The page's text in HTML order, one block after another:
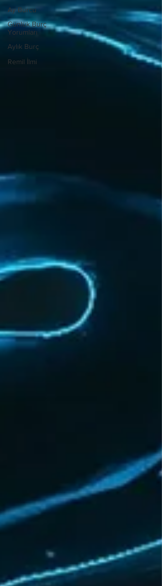
Ay Burcu
Günlük Burç
Yorumları
Aylık Burç
Remil İlmi